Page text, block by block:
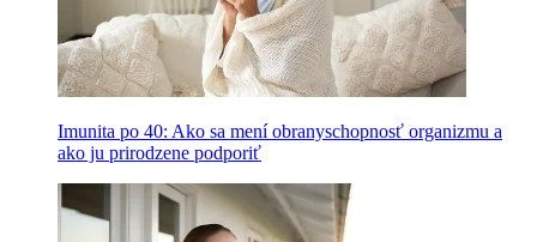
Imunita po 40: Ako sa mení obranyschopnosť organizmu a
ako ju prirodzene podporiť